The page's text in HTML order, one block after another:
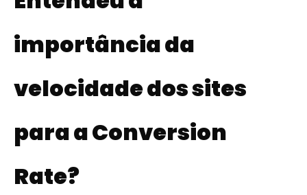
importância da
velocidade dos sites
para a Conversion
Rate?